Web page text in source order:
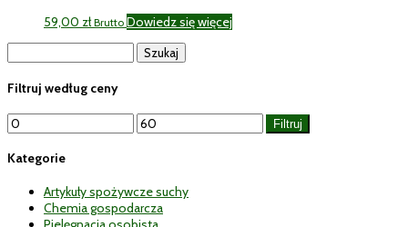
59,00 zł Brutto Dowiedz się więcej
Filtruj według ceny
Cena
min
Cena
max
Filtruj
Kategorie
Artykuły spożywcze suchy
Chemia gospodarcza